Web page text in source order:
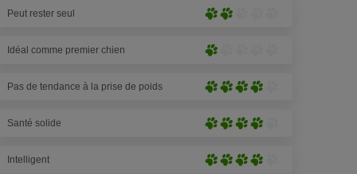
sur
prononcé
patte
5)
Peut rester seul
Peu
(2
sur
Idéal comme premier chien
Très
prononcé
patte
5)
Pas de tendance à la prise de poids
Très
(4
sur
Santé solide
Très
(4
Intelligent
Très